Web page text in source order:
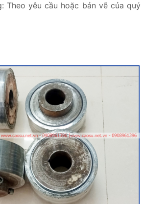
Theo yêu cầu hoặc bản vẽ của quý